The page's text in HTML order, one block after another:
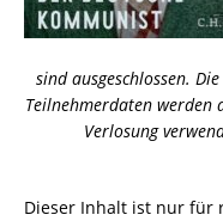
sind ausgeschlossen.
Teilnehmerdaten werden
Verlosung
Dieser Inhalt ist nur für